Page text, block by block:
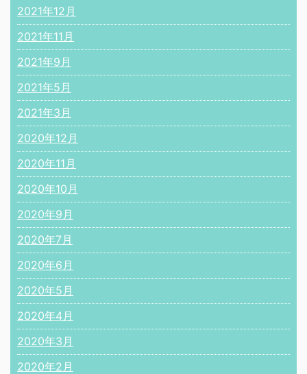
2021年12月
2021年11月
2021年9月
2021年5月
2021年3月
2020年12月
2020年11月
2020年10月
2020年9月
2020年7月
2020年6月
2020年5月
2020年4月
2020年3月
2020年2月